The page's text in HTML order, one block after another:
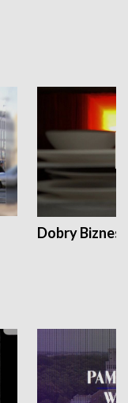
Dobry Biznes